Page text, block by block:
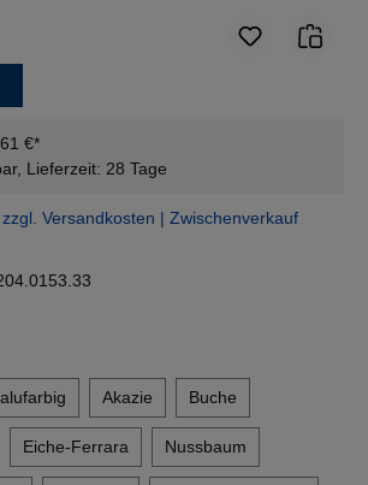
€*
Lieferzeit: 28 Tage
Versandkosten | Zwischenverkauf
Akazie Buche
Eiche-Ferrara Nussbaum